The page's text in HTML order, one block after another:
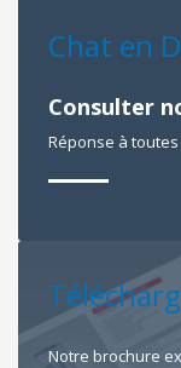
Chat en
Consulter
Réponse à
Notre brochure